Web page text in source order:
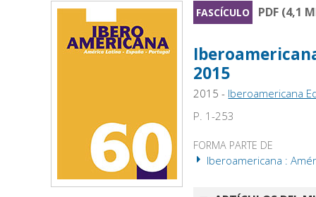
FASCÍCULO PDF (4,1
2015
2015 - Iberoamericana
P. 1-253
FORMA PARTE DE
Iberoamericana :